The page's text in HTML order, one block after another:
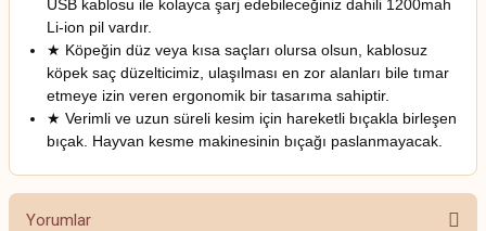
USB kablosu ile kolayca şarj edebileceğiniz dahili 1200mah
Li-ion pil vardır.
★ Köpeğin düz veya kısa saçları olursa olsun, kablosuz
köpek saç düzelticimiz, ulaşılması en zor alanları bile tımar
etmeye izin veren ergonomik bir tasarıma sahiptir.
★ Verimli ve uzun süreli kesim için hareketli bıçakla birleşen
bıçak. Hayvan kesme makinesinin bıçağı paslanmayacak.
Yorumlar